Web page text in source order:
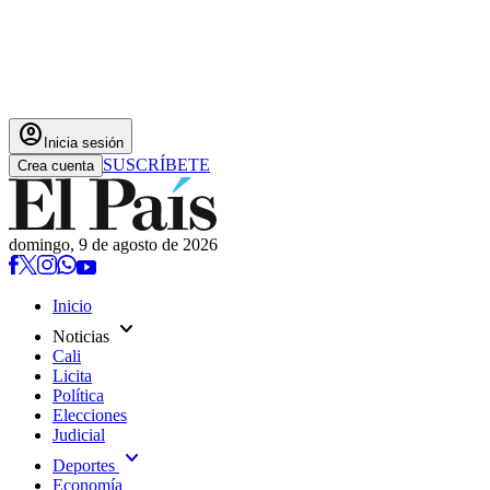
account_circle Inicia sesión
Crea cuenta SUSCRÍBETE
domingo, 9 de agosto de 2026
Inicio
Noticias expand_more
Cali
Licita
Política
Elecciones
Judicial
Deportes expand_more
Economía